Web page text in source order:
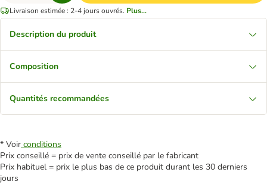
Livraison estimée : 2-4 jours ouvrés. Plus...
Description du produit
Composition
Quantités recommandées
* Voir conditions
Prix conseillé = prix de vente conseillé par le fabricant
Prix habituel = prix le plus bas de ce produit durant les 30 derniers
jours